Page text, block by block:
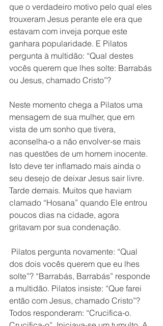
que o verdadeiro motivo pelo qual eles
trouxeram Jesus perante ele era que
estavam com inveja porque este
ganhara popularidade. E Pilatos
pergunta à multidão: “Qual destes
vocês querem que lhes solte: Barrabás
ou Jesus, chamado Cristo”?
Neste momento chega a Pilatos uma
mensagem de sua mulher, que em
vista de um sonho que tivera,
aconselha-o a não envolver-se mais
nas questões de um homem inocente.
Isto deve ter inflamado mais ainda o
seu desejo de deixar Jesus sair livre.
Tarde demais. Muitos que haviam
clamado “Hosana” quando Ele entrou
poucos dias na cidade, agora
gritavam por sua condenação.
dos dois vocês querem que eu lhes
solte”? “Barrabás, Barrabás” responde
a multidão. Pilatos insiste: “Que farei
então com Jesus, chamado Cristo”?
Todos responderam: “Crucifica-o.